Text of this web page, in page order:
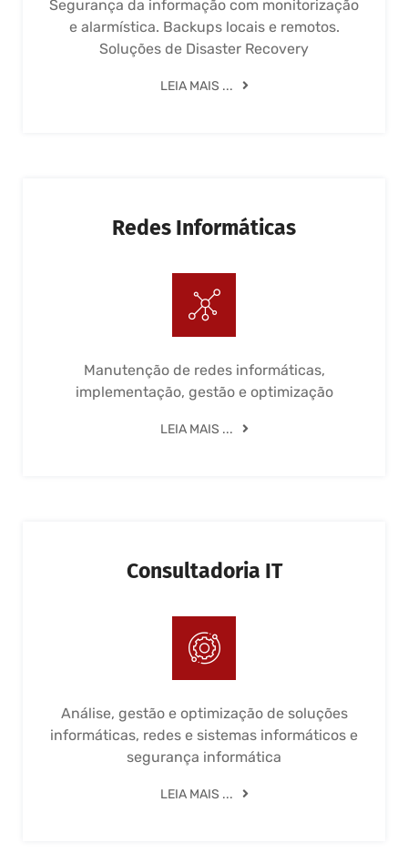
Segurança da informação com monitorização
e alarmística. Backups locais e remotos.
Soluções de Disaster Recovery
LEIA MAIS ...
Redes Informáticas
Manutenção de redes informáticas,
implementação, gestão e optimização
LEIA MAIS ...
Consultadoria IT
Análise, gestão e optimização de soluções
informáticas, redes e sistemas informáticos e
segurança informática
LEIA MAIS ...